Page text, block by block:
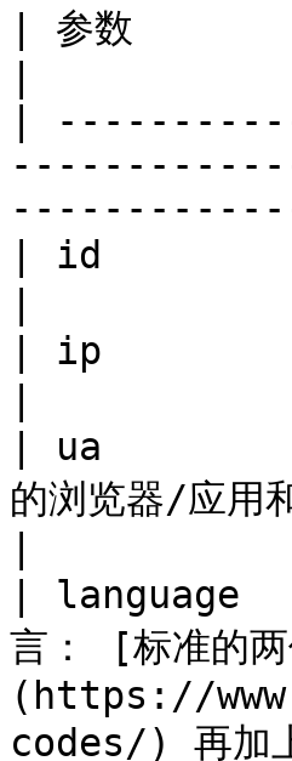
| 参数
|
| id
| ip
| ua
的浏览器/应用
| language
言： [标准的
(https://
codes/) 再加